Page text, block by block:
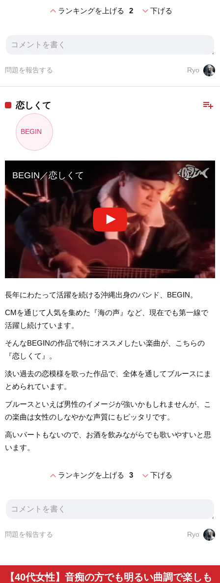
expand_lessランキングを上げる 2 expand_more下げる
Ryo
問題を報告する
playlist_add
恋しくて
BEGIN
BEGIN／恋しくて
長年にわたって活躍を続ける沖縄出身のバンド、BEGIN。
CMを通じて人気を集めた『海の声』など、現在でも第一線で
活躍し続けています。
そんなBEGINの作品で特にオススメしたい楽曲が、こちらの
『恋しくて』。
淡い過去の恋模様を歌った作品で、全体を通してブルースにま
とめられています。
ブルースといえば男性のイメージが強いかもしれませんが、こ
の楽曲は女性のしなやかな声質にもピッタリです。
高いパートもないので、お酒を飲みながらでも歌いやすいと思
います。
expand_lessランキングを上げる 3 expand_more下げる
Ryo
問題を報告する
【40代女性】音痴の方でも明るい曲調で楽しも